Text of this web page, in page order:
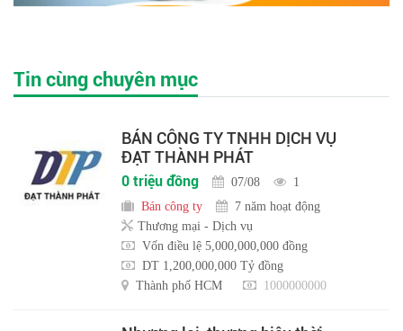
Tin cùng chuyên mục
BÁN CÔNG TY TNHH DỊCH VỤ
ĐẠT THÀNH PHÁT
0 triệu đồng 07/08
1
Bán công ty
7 năm hoạt động
Thương mại - Dịch vụ
Vốn điều lệ 5,000,000,000 đồng
DT 1,200,000,000 Tỷ đồng
Thành phố HCM
1000000000